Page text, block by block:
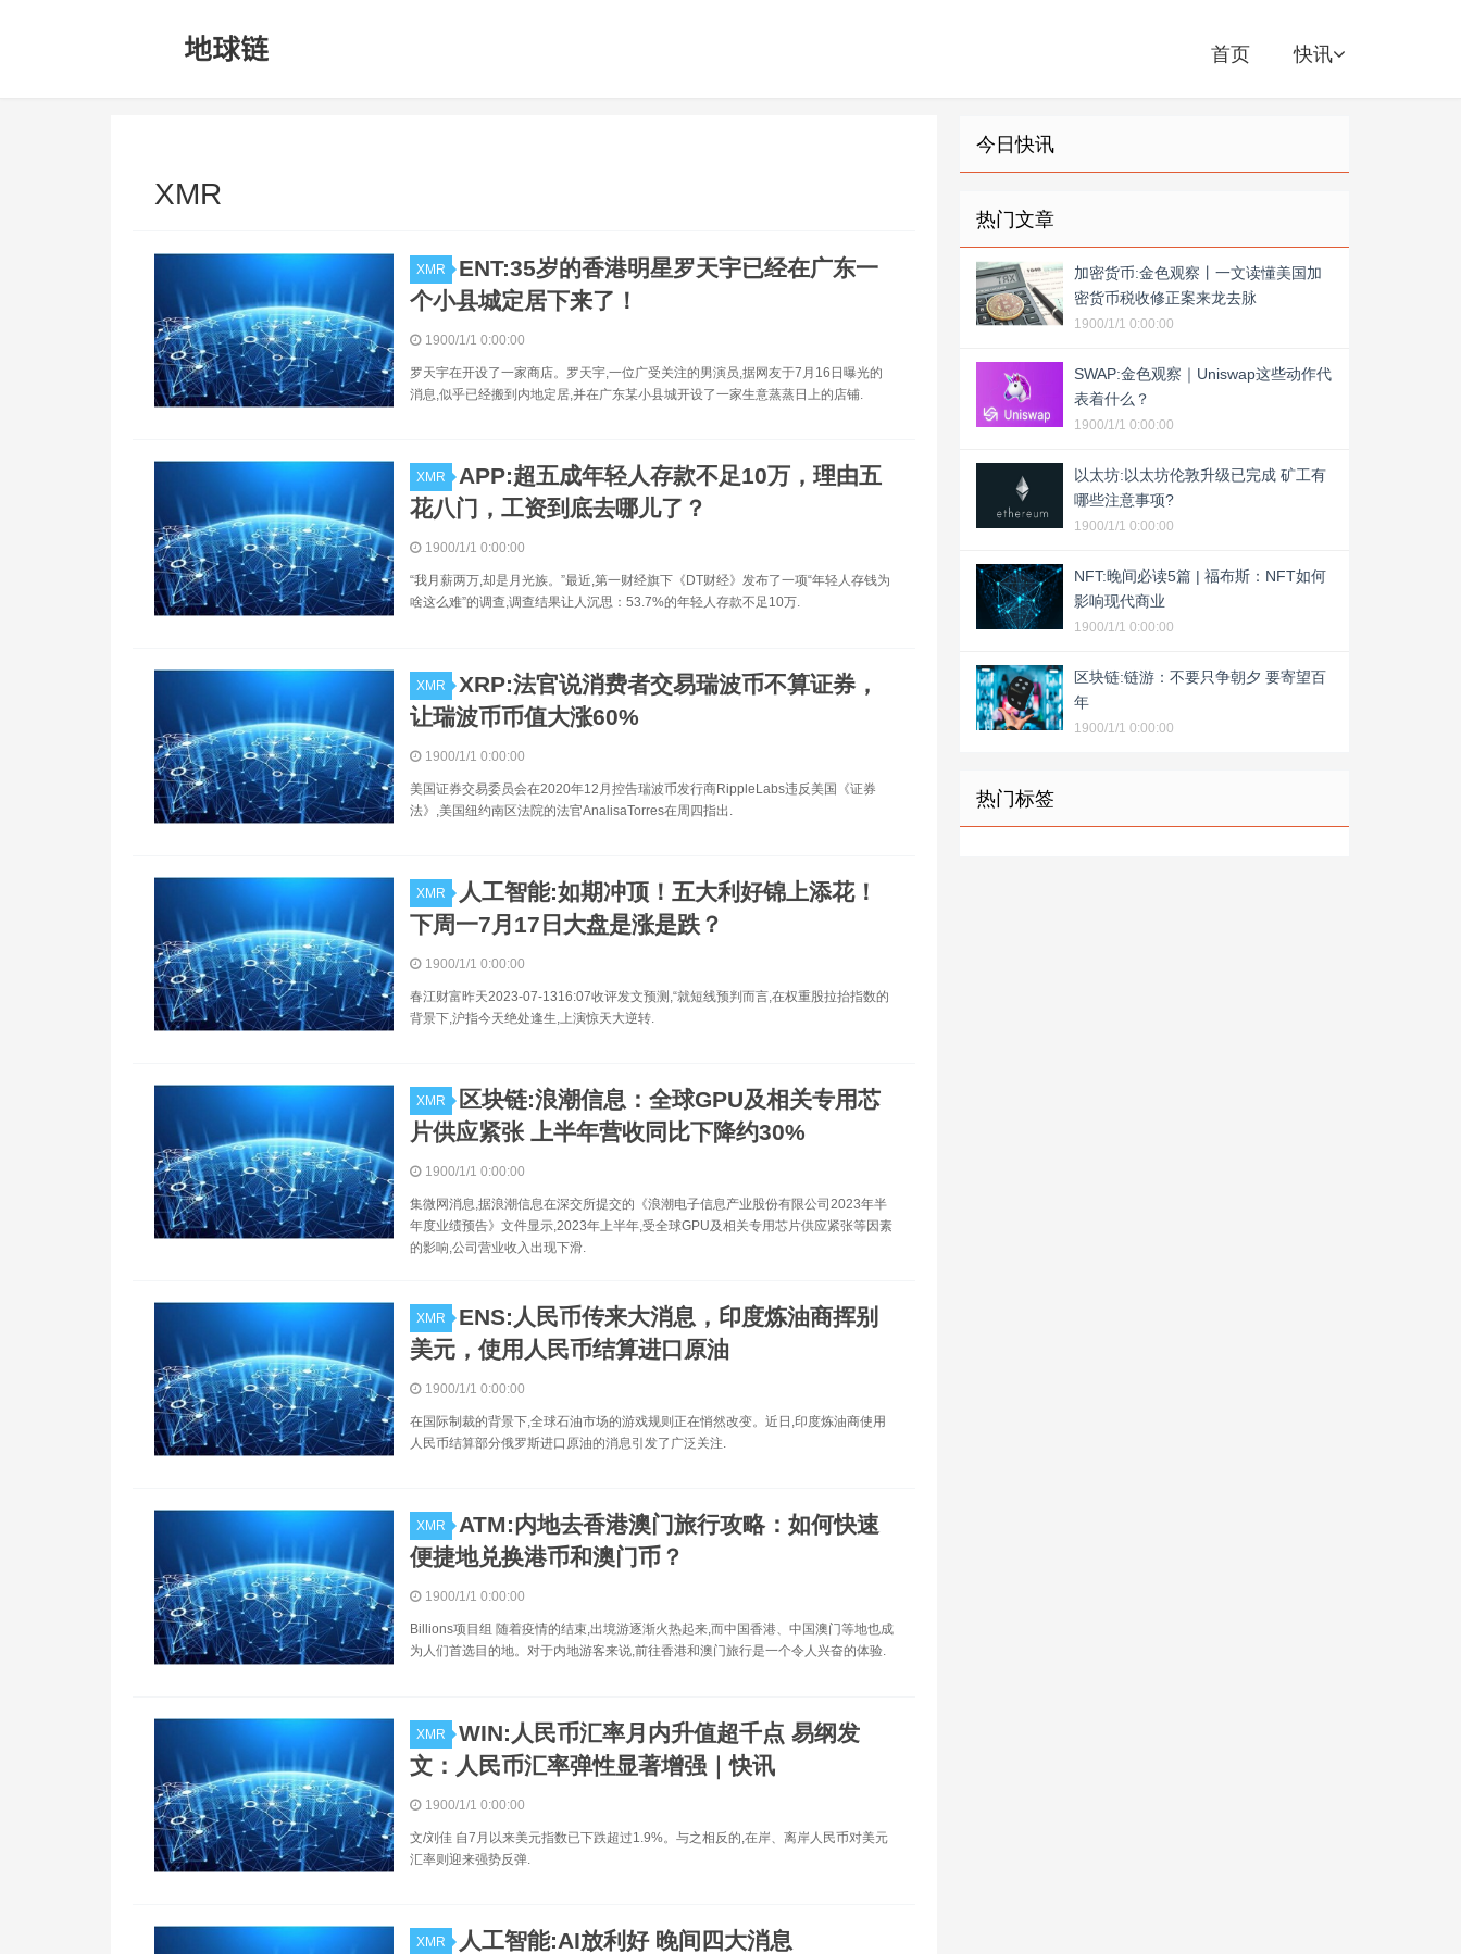
首页 快讯
XMR
XMR
ENT:35岁的香港明星罗天宇已经在广东一
个小县城定居下来了！
1900/1/1 0:00:00
罗天宇在开设了一家商店。罗天宇,一位广受关注的男演员,据网友于7月16日曝光的
消息,似乎已经搬到内地定居,并在广东某小县城开设了一家生意蒸蒸日上的店铺.
XMR
APP:超五成年轻人存款不足10万，理由五
花八门，工资到底去哪儿了？
1900/1/1 0:00:00
“我月薪两万,却是月光族。”最近,第一财经旗下《DT财经》发布了一项“年轻人存钱为
啥这么难”的调查,调查结果让人沉思：53.7%的年轻人存款不足10万.
XMR
XRP:法官说消费者交易瑞波币不算证券，
让瑞波币币值大涨60%
1900/1/1 0:00:00
美国证券交易委员会在2020年12月控告瑞波币发行商RippleLabs违反美国《证券
法》,美国纽约南区法院的法官AnalisaTorres在周四指出.
XMR
人工智能:如期冲顶！五大利好锦上添花！
下周一7月17日大盘是涨是跌？
1900/1/1 0:00:00
春江财富昨天2023-07-1316:07收评发文预测,“就短线预判而言,在权重股拉抬指数的
背景下,沪指今天绝处逢生,上演惊天大逆转.
XMR
区块链:浪潮信息：全球GPU及相关专用芯
片供应紧张 上半年营收同比下降约30%
1900/1/1 0:00:00
集微网消息,据浪潮信息在深交所提交的《浪潮电子信息产业股份有限公司2023年半
年度业绩预告》文件显示,2023年上半年,受全球GPU及相关专用芯片供应紧张等因素
的影响,公司营业收入出现下滑.
XMR
ENS:人民币传来大消息，印度炼油商挥别
美元，使用人民币结算进口原油
1900/1/1 0:00:00
在国际制裁的背景下,全球石油市场的游戏规则正在悄然改变。近日,印度炼油商使用
人民币结算部分俄罗斯进口原油的消息引发了广泛关注.
XMR
ATM:内地去香港澳门旅行攻略：如何快速
便捷地兑换港币和澳门币？
1900/1/1 0:00:00
Billions项目组 随着疫情的结束,出境游逐渐火热起来,而中国香港、中国澳门等地也成
为人们首选目的地。对于内地游客来说,前往香港和澳门旅行是一个令人兴奋的体验.
XMR
WIN:人民币汇率月内升值超千点 易纲发
文：人民币汇率弹性显著增强｜快讯
1900/1/1 0:00:00
文/刘佳 自7月以来美元指数已下跌超过1.9%。与之相反的,在岸、离岸人民币对美元
汇率则迎来强势反弹.
XMR 人工智能:AI放利好 晚间四大消息
今日快讯
热门文章
加密货币:金色观察丨一文读懂美国加
密货币税收修正案来龙去脉
1900/1/1 0:00:00
SWAP:金色观察｜Uniswap这些动作代
表着什么？
1900/1/1 0:00:00
以太坊:以太坊伦敦升级已完成 矿工有
哪些注意事项?
1900/1/1 0:00:00
NFT:晚间必读5篇 | 福布斯：NFT如何
影响现代商业
1900/1/1 0:00:00
区块链:链游：不要只争朝夕 要寄望百
年
1900/1/1 0:00:00
热门标签